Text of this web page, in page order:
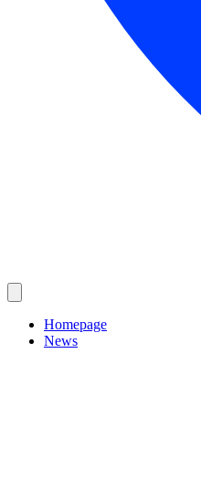
Homepage
News